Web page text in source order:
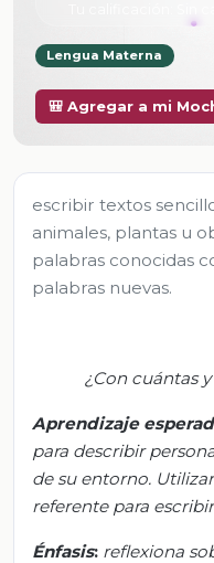
Sin
Lengua Materna
🎒 Agregar a mi
escribir textos
animales, plantas u
palabras conocidas
palabras nuevas.
¿Con cuántas
Aprendizaje
para describir
de su entorno.
referente para
Énfasis: reflexiona